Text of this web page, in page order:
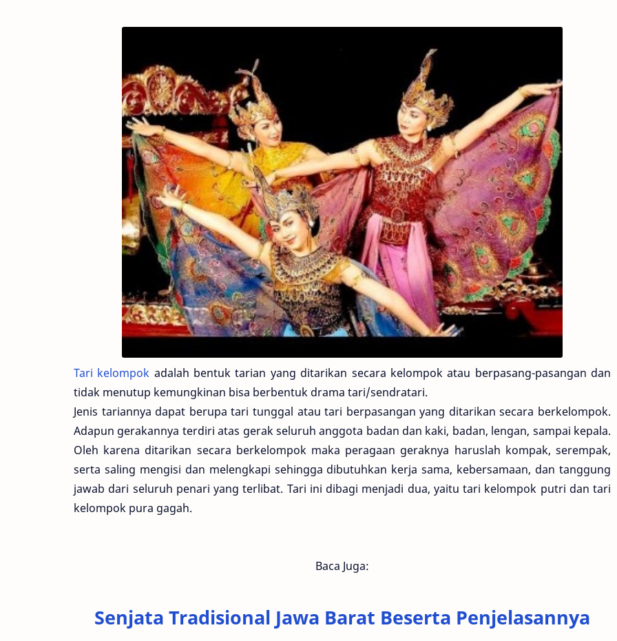
Tari kelompok adalah bentuk tarian yang ditarikan secara kelompok atau berpasang-pasangan dan
tidak menutup kemungkinan bisa berbentuk drama tari/sendratari.
Jenis tariannya dapat berupa tari tunggal atau tari berpasangan yang ditarikan secara berkelompok.
Adapun gerakannya terdiri atas gerak seluruh anggota badan dan kaki, badan, lengan, sampai kepala.
Oleh karena ditarikan secara berkelompok maka peragaan geraknya haruslah kompak, serempak,
serta saling mengisi dan melengkapi sehingga dibutuhkan kerja sama, kebersamaan, dan tanggung
jawab dari seluruh penari yang terlibat. Tari ini dibagi menjadi dua, yaitu tari kelompok putri dan tari
kelompok pura gagah.
Baca Juga:
Senjata Tradisional Jawa Barat Beserta Penjelasannya